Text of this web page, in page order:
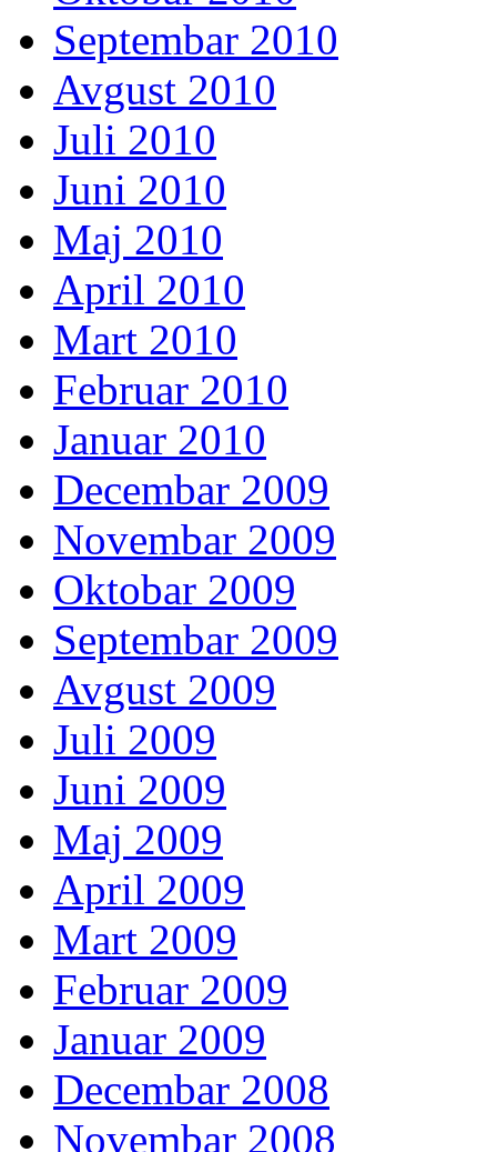
Septembar 2010
Avgust 2010
Juli 2010
Juni 2010
Maj 2010
April 2010
Mart 2010
Februar 2010
Januar 2010
Decembar 2009
Novembar 2009
Oktobar 2009
Septembar 2009
Avgust 2009
Juli 2009
Juni 2009
Maj 2009
April 2009
Mart 2009
Februar 2009
Januar 2009
Decembar 2008
Novembar 2008